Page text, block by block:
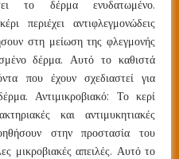
το δέρμα ενυδατωμένο.
περιέχει αντιφλεγμονώδεις
στη μείωση της φλεγμονής
δέρμα. Αυτό το καθιστά
που έχουν σχεδιαστεί για
Αντιμικροβιακό: Το κερί
και αντιμυκητιακές
στην προστασία του
μικροβιακές απειλές. Αυτό το